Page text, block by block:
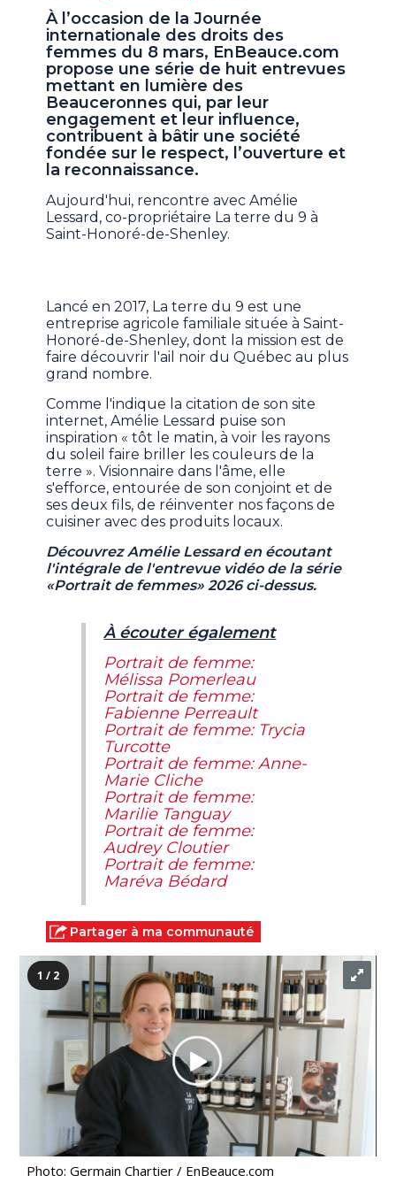
À l’occasion de la Journée
internationale des droits des
femmes du 8 mars, EnBeauce.com
propose une série de huit entrevues
mettant en lumière des
Beauceronnes qui, par leur
engagement et leur influence,
contribuent à bâtir une société
fondée sur le respect, l’ouverture et
la reconnaissance.
Aujourd'hui, rencontre avec Amélie
Lessard, co-propriétaire La terre du 9 à
Saint-Honoré-de-Shenley.
Lancé en 2017, La terre du 9 est une
entreprise agricole familiale située à Saint-
Honoré-de-Shenley, dont la mission est de
faire découvrir l'ail noir du Québec au plus
grand nombre.
Comme l'indique la citation de son site
internet, Amélie Lessard puise son
inspiration « tôt le matin, à voir les rayons
du soleil faire briller les couleurs de la
terre ». Visionnaire dans l'âme, elle
s'efforce, entourée de son conjoint et de
ses deux fils, de réinventer nos façons de
cuisiner avec des produits locaux.
Découvrez Amélie Lessard en écoutant
l'intégrale de l'entrevue vidéo de la série
«Portrait de femmes» 2026 ci-dessus.
À écouter également
Portrait de femme:
Mélissa Pomerleau
Portrait de femme:
Fabienne Perreault
Portrait de femme: Trycia
Turcotte
Portrait de femme: Anne-
Marie Cliche
Portrait de femme:
Marilie Tanguay
Portrait de femme:
Audrey Cloutier
Portrait de femme:
Maréva Bédard
Partager à ma communauté
1 / 2
Photo: Germain Chartier / EnBeauce.com